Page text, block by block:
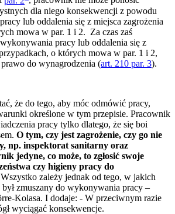
dla niego konsekwencji z powodu
lub oddalenia się z miejsca zagrożenia
mowa w par. 1 i 2. Za czas zaś
pracy lub oddalenia się z
o których mowa w par. 1 i 2,
do wynagrodzenia (art. 210 par. 3).
że do tego, aby móc odmówić pracy,
określone w tym przepisie. Pracownik
pracy tylko dlatego, że się boi
O tym, czy jest zagrożenie, czy go nie
np. inspektorat sanitarny oraz
jedyne, co może, to zgłosić swoje
czy higieny pracy do
zależy jednak od tego, w jakich
zmuszany do wykonywania pracy –
Kolasa. I dodaje: - W przeciwnym razie
wyciągać konsekwencje.